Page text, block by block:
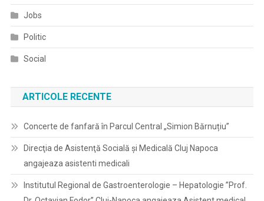
Jobs
Politic
Social
ARTICOLE RECENTE
Concerte de fanfară în Parcul Central „Simion Bărnuțiu”
Direcţia de Asistenţă Socială şi Medicală Cluj Napoca
angajeaza asistenti medicali
Institutul Regional de Gastroenterologie – Hepatologie ”Prof.